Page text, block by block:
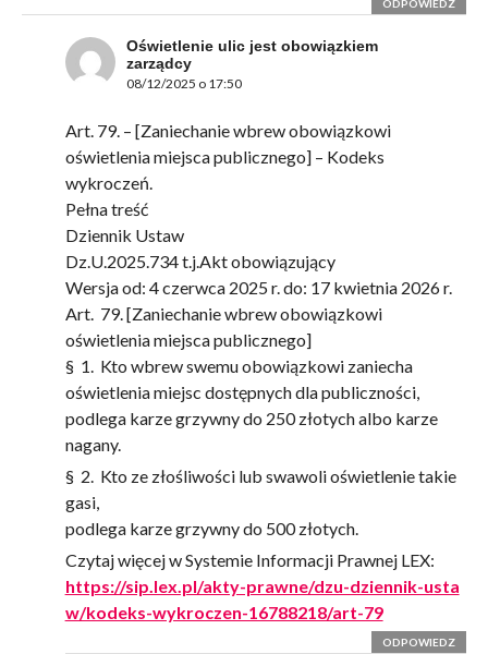
ODPOWIEDZ
Oświetlenie ulic jest obowiązkiem
zarządcy
08/12/2025 o 17:50
Art. 79. – [Zaniechanie wbrew obowiązkowi
oświetlenia miejsca publicznego] – Kodeks
wykroczeń.
Pełna treść
Dziennik Ustaw
Dz.U.2025.734 t.j.Akt obowiązujący
Wersja od: 4 czerwca 2025 r. do: 17 kwietnia 2026 r.
Art. 79. [Zaniechanie wbrew obowiązkowi
oświetlenia miejsca publicznego]
§ 1. Kto wbrew swemu obowiązkowi zaniecha
oświetlenia miejsc dostępnych dla publiczności,
podlega karze grzywny do 250 złotych albo karze
nagany.
§ 2. Kto ze złośliwości lub swawoli oświetlenie takie
gasi,
podlega karze grzywny do 500 złotych.
Czytaj więcej w Systemie Informacji Prawnej LEX:
https://sip.lex.pl/akty-prawne/dzu-dziennik-usta
w/kodeks-wykroczen-16788218/art-79
ODPOWIEDZ